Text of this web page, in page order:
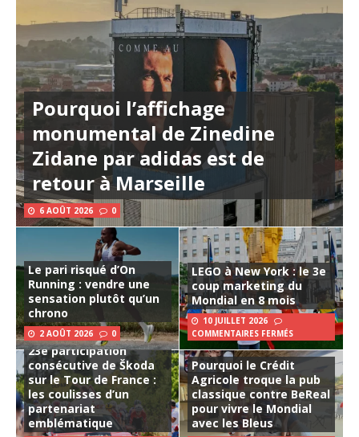
Pourquoi l’affichage
monumental de Zinedine
Zidane par adidas est de
retour à Marseille
6 AOÛT 2026 0
Le pari risqué d’On
Running : vendre une
sensation plutôt qu’un
chrono
2 AOÛT 2026 0
LEGO à New York : le 3e
coup marketing du
Mondial en 8 mois
10 JUILLET 2026
COMMENTAIRES FERMÉS
23e participation
consécutive de Škoda
sur le Tour de France :
les coulisses d’un
partenariat
emblématique
Pourquoi le Crédit
Agricole troque la pub
classique contre BeReal
pour vivre le Mondial
avec les Bleus